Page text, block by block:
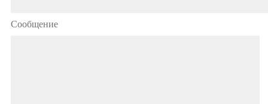
Сообщение